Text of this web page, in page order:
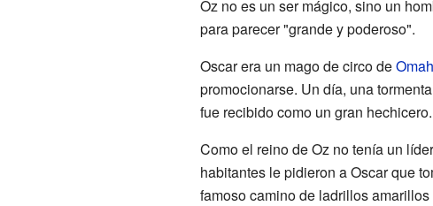
Oz no es un ser mágico, sino un
para parecer "grande y poderoso".
Oscar era un mago de circo de
promocionarse. Un día, una
fue recibido como un gran hechicero.
Como el reino de Oz no tenía un
habitantes le pidieron a Oscar que
famoso camino de ladrillos amarillos